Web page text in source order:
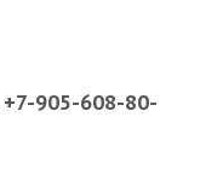
905-608-80-